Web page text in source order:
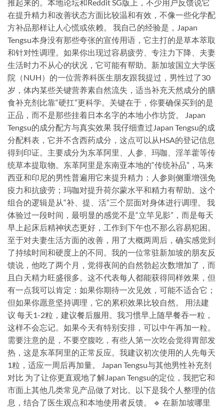
推起来的。本地论坛和Reddit SG版上，不少用户反馈说它
在提升精力和改善状态方面比较温和有效，不像一些化学配
方补品那样让人心慌或依赖。 我自己的经验是，Japan
Tengsu本身没有那些夸张的宣传用语，它主打的是草本萃取
和针对性调理。如果你出现过容易疲劳、专注力下降、夫妻
生活时力不从心的状况，它可能有帮助。新加坡国立大学医
院（NUH）的一位营养科医生朋友跟我提过，男性过了30
岁，体内某些关键营养素自然流失，适当补充天然成分的膳
食补充剂比靠“硬扛”更科学。关键在于，你要确保买到的是
正品，而不是那些挂着日本名字的本地小作坊货。 Japan
Tengsu的成分配方与真实效果 我仔细查过Japan Tengsu的成
分配料表，它并不含西药成分，这点可以从HSA的登记信息
得到印证。主要成分为东革阿里、人参、玛咖、淫羊藿等传
统草本提取物。东革阿里是东南亚本地的“传统补品”，马来
西亚和印尼的男性普遍用它来提升精力；人参则侧重增强免
疫力和抗疲劳；玛咖对提升荷尔蒙水平和精力有帮助。这个
组合的逻辑是从“补、提、活”三个层面对身体进行调理。 我
体验过一段时间，最明显的感觉不是“立竿见影”，而是每天
早上起床后精神状态更好，工作到下午也不那么容易犯困。
至于对夫妻生活方面的改善，用了大概两周后，确实感觉到
了持续时间和硬度上的不同。我的一位常驻新加坡的朋友反
馈说，他吃了两个月，觉得夜间的自然勃起次数增加了，而
且白天精力旺盛很多。这不代表每人都能获得同样效果，但
有一点我可以肯定：如果你期待一次见效，可能不适合它；
但如果你愿意坚持调理，它的累积效果比较自然。 用法建
议 每天1-2粒，建议餐后服用。我习惯早上随早餐吞一粒，
这样不会忘记。如果今天有特别安排，可以中午再加一粒。
需要注意的是，不要空腹吃，有些人第一次吃会觉得胃部发
热，这是东革阿里的正常反应。我建议初次使用的人先每天
1粒，适应一周后再加量。 Japan Tengsu与其他男性补充剂
对比 为了让你更直观地了解Japan Tengsu的定位，我把它和
市面上其他几类常见产品做了对比。以下是我个人整理的信
息，结合了医生观点和本地使用者反馈。 🔹 在新加坡哪里